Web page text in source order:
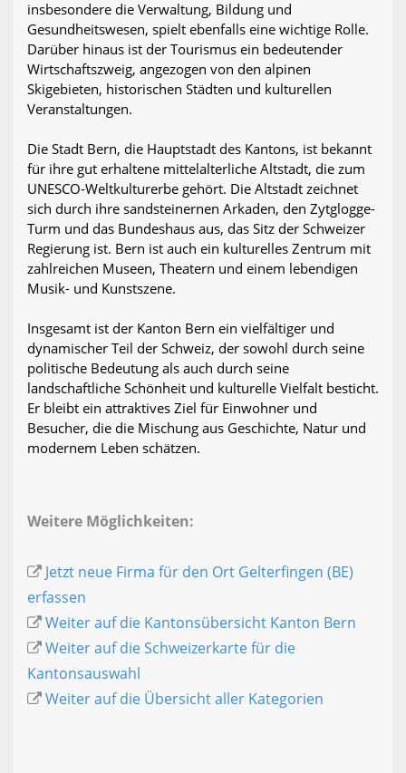
insbesondere die Verwaltung, Bildung und
Gesundheitswesen, spielt ebenfalls eine wichtige Rolle.
Darüber hinaus ist der Tourismus ein bedeutender
Wirtschaftszweig, angezogen von den alpinen
Skigebieten, historischen Städten und kulturellen
Veranstaltungen.
Die Stadt Bern, die Hauptstadt des Kantons, ist bekannt
für ihre gut erhaltene mittelalterliche Altstadt, die zum
UNESCO-Weltkulturerbe gehört. Die Altstadt zeichnet
sich durch ihre sandsteinernen Arkaden, den Zytglogge-
Turm und das Bundeshaus aus, das Sitz der Schweizer
Regierung ist. Bern ist auch ein kulturelles Zentrum mit
zahlreichen Museen, Theatern und einem lebendigen
Musik- und Kunstszene.
Insgesamt ist der Kanton Bern ein vielfältiger und
dynamischer Teil der Schweiz, der sowohl durch seine
politische Bedeutung als auch durch seine
landschaftliche Schönheit und kulturelle Vielfalt besticht.
Er bleibt ein attraktives Ziel für Einwohner und
Besucher, die die Mischung aus Geschichte, Natur und
modernem Leben schätzen.
Weitere Möglichkeiten:
Jetzt neue Firma für den Ort Gelterfingen (BE)
erfassen
Weiter auf die Kantonsübersicht Kanton Bern
Weiter auf die Schweizerkarte für die
Kantonsauswahl
Weiter auf die Übersicht aller Kategorien